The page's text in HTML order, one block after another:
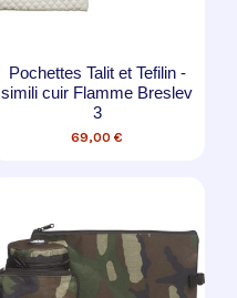
Pochettes Talit et Tefilin -
simili cuir Flamme Breslev
3
69,00 €